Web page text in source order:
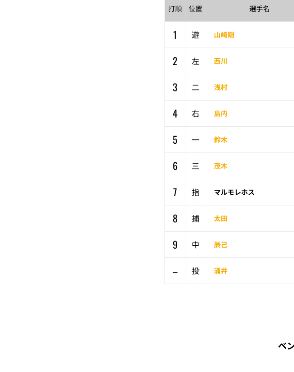
打順 位置 選手名
1 遊 山崎剛
2
左 西川
3
二 浅村
4
右 島内
5
一 鈴木
6
三 茂木
7
指 マルモレホス
8
捕 太田
9
中 辰己
–
投 涌井
ベ